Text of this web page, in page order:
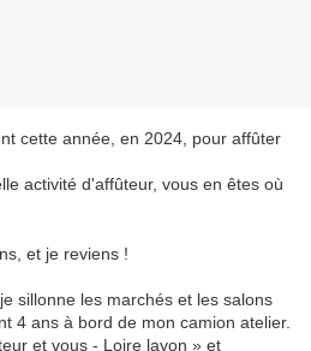
cette année, en 2024, pour affûter
activité d'affûteur, vous en êtes où
et je reviens !
sillonne les marchés et les salons
4 ans à bord de mon camion atelier.
et vous - Loire layon » et